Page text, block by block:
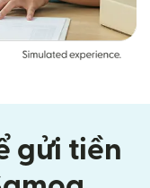
gửi tiền